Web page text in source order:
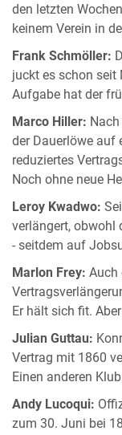
den letzten
keinem Verein in
Frank Schmöller:
juckt es schon seit
Aufgabe hat der
Marco Hiller:
der Dauerlöwe auf
reduziertes
Noch ohne neue
Leroy Kwadwo:
verlängert, obwohl
- seitdem auf
Marlon Frey: Auch
Er hält sich fit.
Julian Guttau:
Vertrag mit 1860
Einen anderen
Andy Lucoqui:
zum 30. Juni bei